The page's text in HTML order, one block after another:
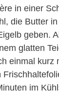
in einer
die Butter
geben.
glatten
einmal kurz
im